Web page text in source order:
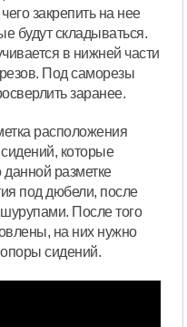
закрепить на нее
будут складываться.
в нижней части
Под саморезы
заранее.
расположения
которые
разметке
под дюбели, после
После того
на них нужно
опоры сидений.